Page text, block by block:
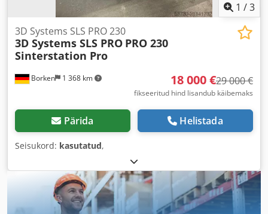
1 /3
Borken 1 368 km
3D Systems SLS PRO 230
3D Systems SLS PRO PRO 230
Sinterstation Pro
18 000 €29 000 €
fikseeritud hind lisandub käibemaks
Pärida Helistada
Seisukord: kasutatud,